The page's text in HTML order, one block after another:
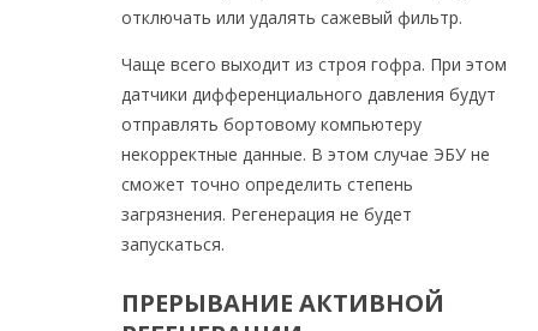
отключать или удалять сажевый фильтр.
Чаще всего выходит из строя гофра. При этом
датчики дифференциального давления будут
отправлять бортовому компьютеру
некорректные данные. В этом случае ЭБУ не
сможет точно определить степень
загрязнения. Регенерация не будет
запускаться.
ПРЕРЫВАНИЕ АКТИВНОЙ